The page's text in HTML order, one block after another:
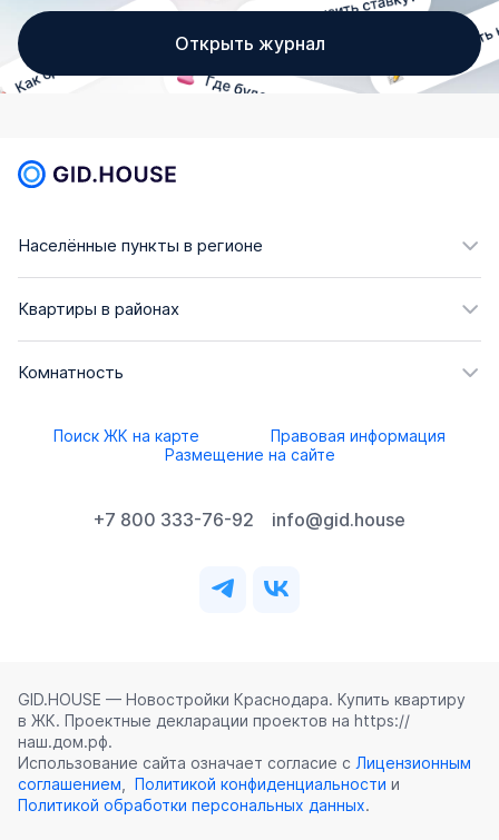
Открыть журнал
Населённые пункты в регионе
Квартиры в районах
Комнатность
Поиск ЖК на карте
Правовая информация
Размещение на сайте
+7 800 333-76-92 info@gid.house
GID.HOUSE — Новостройки Краснодара. Купить квартиру
в ЖК. Проектные декларации проектов на https://
наш.дом.рф.
Использование сайта означает согласие с Лицензионным
соглашением
Политикой конфиденциальности и
Политикой обработки персональных данных.